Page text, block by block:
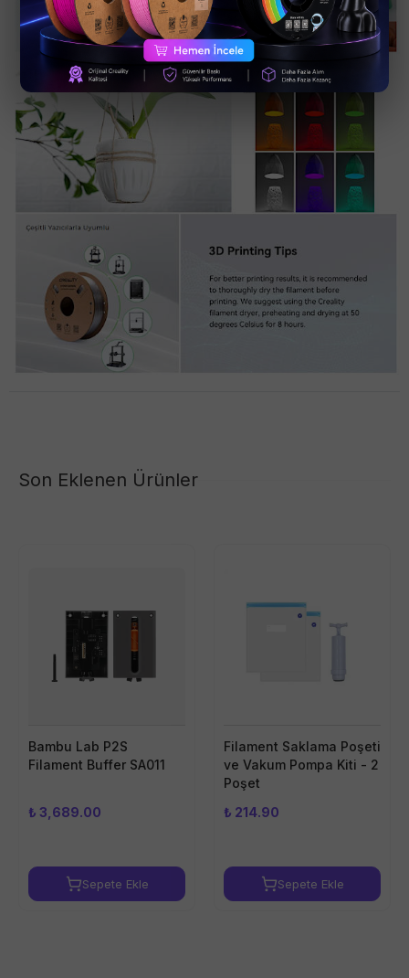
Son Eklenen Ürünler
Bambu Lab P2S
Filament Buffer SA011
₺ 3,689.00
Sepete Ekle
Filament Saklama Poşeti
ve Vakum Pompa Kiti - 2
Poşet
₺ 214.90
Sepete Ekle